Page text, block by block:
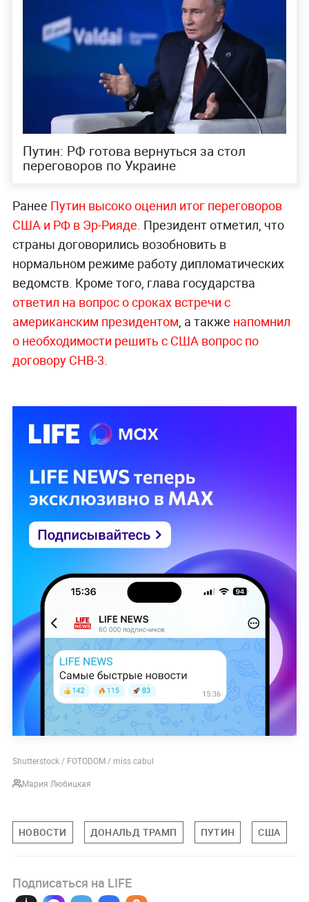
Путин: РФ готова вернуться за стол
переговоров по Украине
Ранее Путин высоко оценил итог переговоров
США и РФ в Эр-Рияде. Президент отметил, что
страны договорились возобновить в
нормальном режиме работу дипломатических
ведомств. Кроме того, глава государства
ответил на вопрос о сроках встречи с
американским президентом, а также напомнил
о необходимости решить с США вопрос по
договору СНВ-3.
Shutterstock / FOTODOM / miss.cabul
Мария Любицкая
НОВОСТИ ДОНАЛЬД ТРАМП ПУТИН США
Подписаться на LIFE